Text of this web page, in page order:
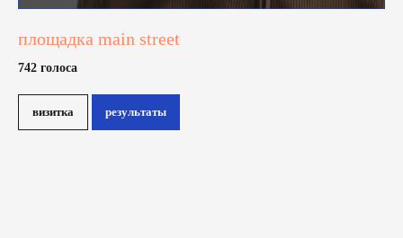
площадка main street
742 голоса
визитка результаты